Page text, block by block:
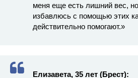
меня еще есть лишний вес,
избавлюсь с помощью этих
действительно помогают.»
Елизавета, 35 лет (Брест):